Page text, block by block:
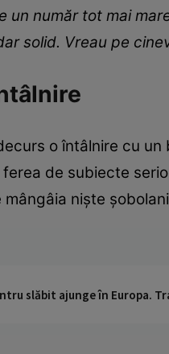
un număr tot mai
solid. Vreau pe
o întâlnire cu
de subiecte
niște
slăbit ajunge în Europa.